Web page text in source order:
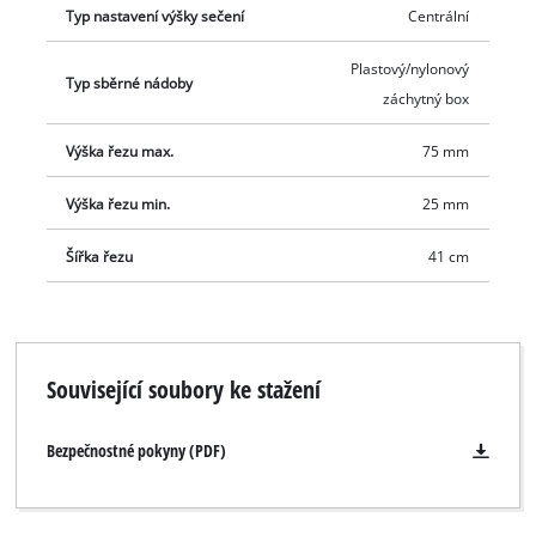
K načtení služby Google Maps
Typ nastavení výšky sečení Centrální
Typ sběrné nádoby
Plastový/nylonový
záchytný box
Výška řezu max. 75 mm
Výška řezu min. 25 mm
Šířka řezu 41 cm
Související soubory ke stažení
Bezpečnostné pokyny (PDF)